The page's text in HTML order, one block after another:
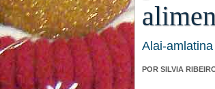
Alai-amlatina
POR SILVIA